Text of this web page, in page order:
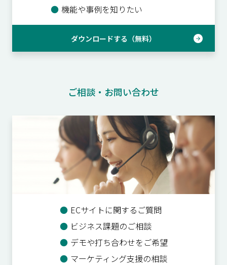
● 機能や事例を知りたい
ダウンロードする（無料）
ご相談・お問い合わせ
● ECサイトに関するご質問
● ビジネス課題のご相談
● デモや打ち合わせをご希望
● マーケティング支援の相談